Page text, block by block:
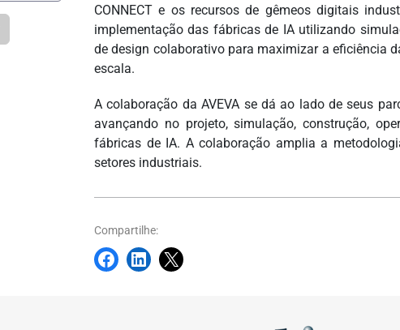
CONNECT e os recursos de gêmeos digitais
implementação das fábricas de IA utilizando
de design colaborativo para maximizar a eficiência
escala.
A colaboração da AVEVA se dá ao lado de seus
avançando no projeto, simulação, construção,
fábricas de IA. A colaboração amplia a
setores industriais.
Compartilhe: